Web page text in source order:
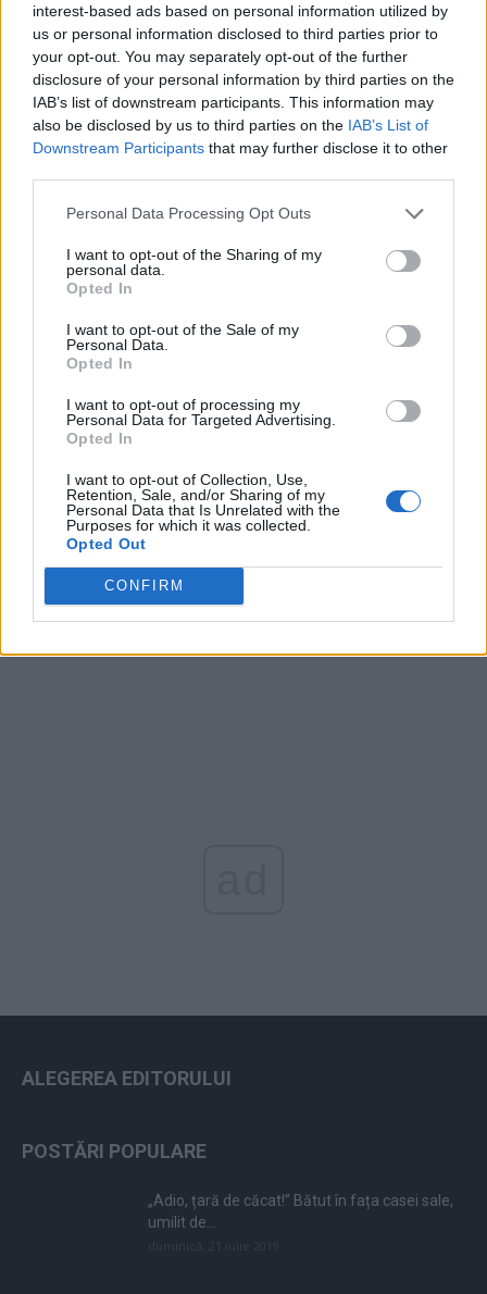
interest-based ads based on personal information utilized by
us or personal information disclosed to third parties prior to
your opt-out. You may separately opt-out of the further
disclosure of your personal information by third parties on the
IAB’s list of downstream participants. This information may
also be disclosed by us to third parties on the IAB’s List of
Downstream Participants that may further disclose it to other
Personal Data Processing Opt Outs
I want to opt-out of the Sharing of my
personal data.
Opted In
I want to opt-out of the Sale of my
Personal Data.
Opted In
I want to opt-out of processing my
Personal Data for Targeted Advertising.
Opted In
I want to opt-out of Collection, Use,
Retention, Sale, and/or Sharing of my
Personal Data that Is Unrelated with the
Purposes for which it was collected.
Opted Out
CONFIRM
Forța Dreptei (L. Orban)
PNȚMM
REPER
SENS
SOS (Șoșoacă)
POT (Gavrilă)
PACE (Peia)
Acțiunea Conservatoare (Târziu)
PDF (Lazarus)
PNȚCD (Pavelescu)
PNCR (Terheș)
Partidul Patrioților (Surugiu)
FAR (Coarnă)
România pe Primul Loc (Ponta)
Altul
ALEGEREA EDITORULUI
POSTĂRI POPULARE
„Adio, țară de căcat!” Bătut în fața casei sale,
umilit de...